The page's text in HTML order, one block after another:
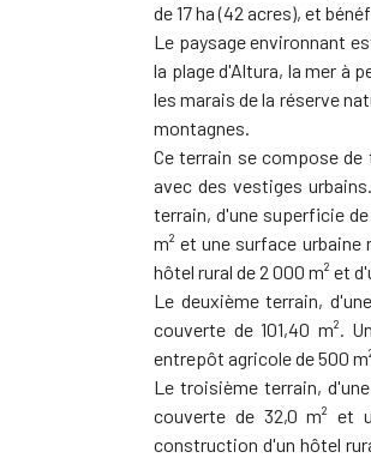
de 17 ha (42 acres), et
Le paysage environnant
la plage d'Altura, la mer à
les marais de la réserve
montagnes.
Ce terrain se compose
avec des vestiges
terrain, d'une superficie
m² et une surface
hôtel rural de 2 000 m² et
Le deuxième terrain,
couverte de 101,40 m².
entrepôt agricole de 500
Le troisième terrain,
couverte de 32,0 m² et
construction d'un hôtel